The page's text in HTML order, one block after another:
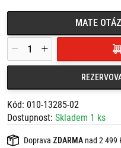
MATE
Kód: 010-13285-02
Dostupnost: Skladem 1 ks
Doprava ZDARMA nad 2 499